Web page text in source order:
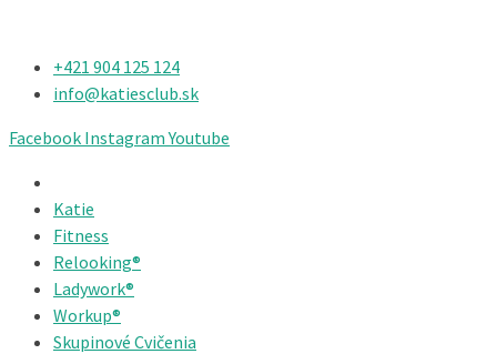
+421 904 125 124​
info@katiesclub.sk
Facebook Instagram Youtube
Katie
Fitness
Relooking®
Ladywork®
Workup®
Skupinové Cvičenia